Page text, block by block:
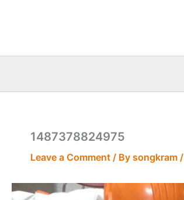
1487378824975
Leave a Comment / By songkram /